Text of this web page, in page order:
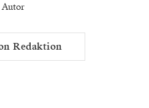
Autor
Redaktion